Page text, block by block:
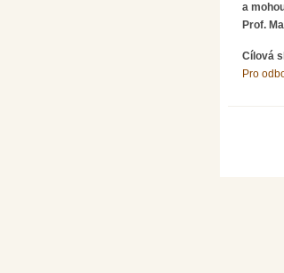
a
Prof.
Cílová
Pro